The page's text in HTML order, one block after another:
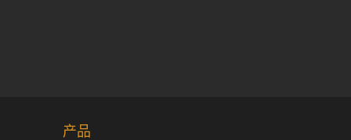
产品